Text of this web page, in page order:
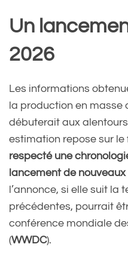
analyse ses
et sa
— Le JDD
2024
Un
2026
Les informations
la production en masse
débuterait aux
estimation repose sur le
respecté une
lancement de
l’annonce, si elle suit la
précédentes, pourrait
conférence mondiale
(WWDC).